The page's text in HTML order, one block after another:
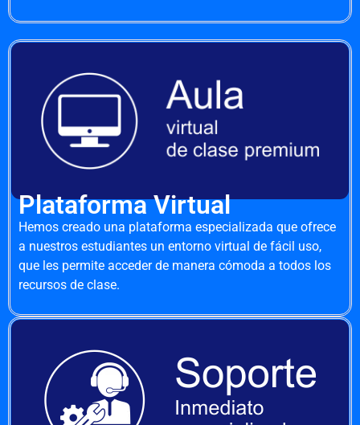
Plataforma Virtual
Hemos creado una plataforma especializada que ofrece
a nuestros estudiantes un entorno virtual de fácil uso,
que les permite acceder de manera cómoda a todos los
recursos de clase.